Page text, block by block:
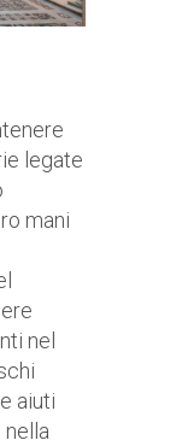
legate
mani
nel
aiuti